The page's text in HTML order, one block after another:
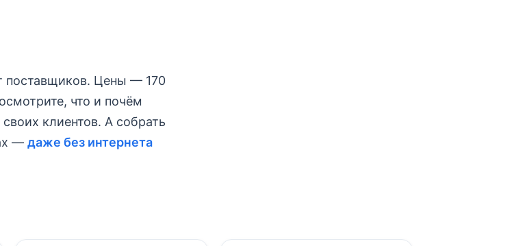
поставщиков. Цены — 170
что и почём
клиентов. А собрать
— даже без интернета